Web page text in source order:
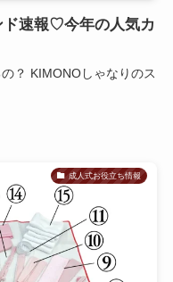
ド速報♡今年の人気カ
？ KIMONOしゃなりのス
成人式お役立ち情報